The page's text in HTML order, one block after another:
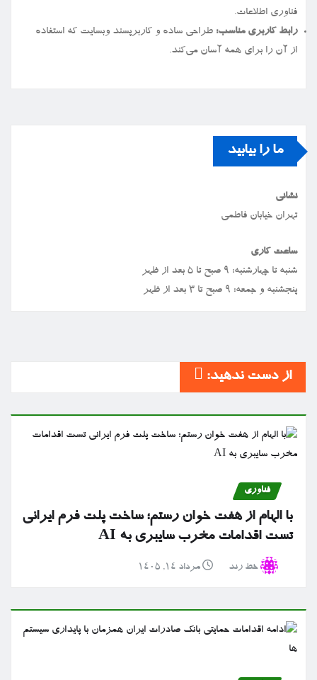
فناوری اطلاعات.
رابط کاربری مناسب: طراحی ساده و کاربرپسند وبسایت که استفاده
از آن را برای همه آسان می‌کند.
ما را بیابید
نشانی
تهران خیابان فاطمی
ساعت کاری
شنبه تا چهارشنبه: ۹ صبح تا ۵ بعد از ظهر
پنجشنبه و جمعه: ۹ صبح تا ۳ بعد از ظهر
از دست ندهید:
فناوری
با الهام از هفت خوان رستم؛ ساخت پلت فرم ایرانی
تست اقدامات مخرب سایبری به AI
خط رند مرداد ۱۴, ۱۴۰۵